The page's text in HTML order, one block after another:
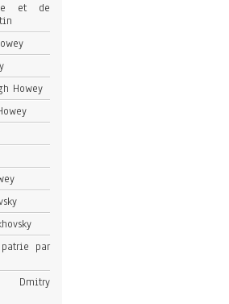
et de
Howey
par
Dmitry